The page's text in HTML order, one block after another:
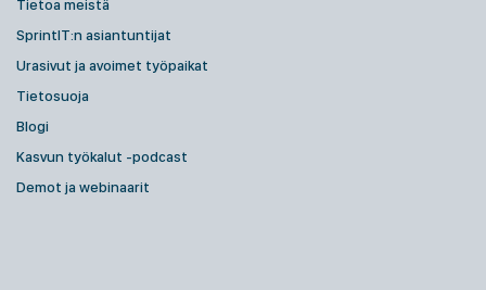
Tietoa meistä
SprintIT:n asiantuntijat
Urasivut ja avoimet työpaikat
Tietosuoja
Blogi
Kasvun työkalut -podcast
Demot ja webinaarit